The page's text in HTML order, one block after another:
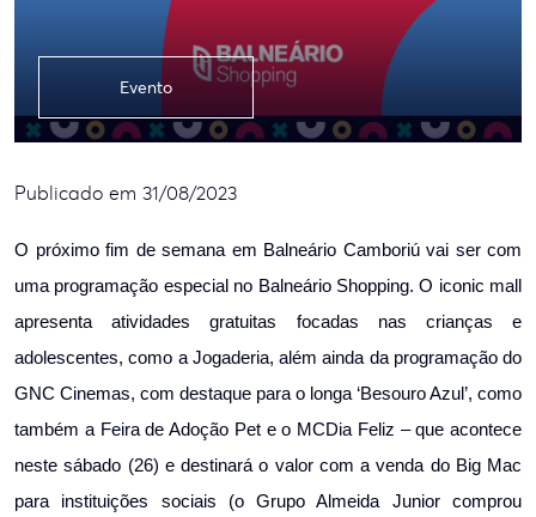
Evento
Publicado em 31/08/2023
O próximo fim de semana em Balneário Camboriú vai ser com
uma programação especial no Balneário Shopping. O iconic mall
apresenta atividades gratuitas focadas nas crianças e
adolescentes, como a Jogaderia, além ainda da programação do
GNC Cinemas, com destaque para o longa ‘Besouro Azul’, como
também a Feira de Adoção Pet e o MCDia Feliz – que acontece
neste sábado (26) e destinará o valor com a venda do Big Mac
para instituições sociais (o Grupo Almeida Junior comprou